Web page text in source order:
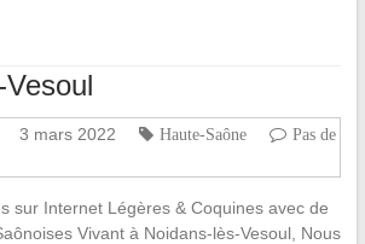
3 mars 2022 Haute-Saône
Pas de
sur Internet Légères & Coquines avec de
Vivant à Noidans-lès-Vesoul, Nous